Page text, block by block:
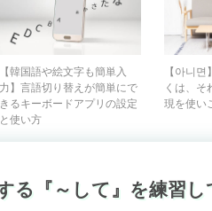
【韓国語や絵文字も簡単入
力】言語切り替えが簡単にで
きるキーボードアプリの設定
と使い方
【아니
くは、そ
現を使い
る『～して』を練習し